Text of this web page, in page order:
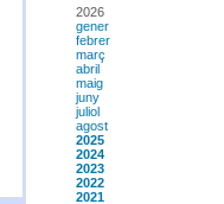
2026
gener
febrer
març
abril
maig
juny
juliol
agost
2025
2024
2023
2022
2021